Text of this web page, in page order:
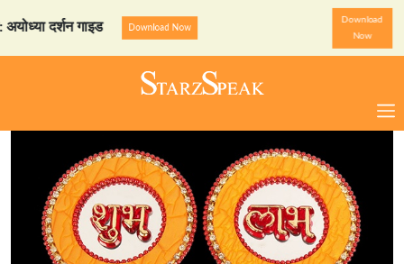
दर्शन गाइड Download Now
Download
Now